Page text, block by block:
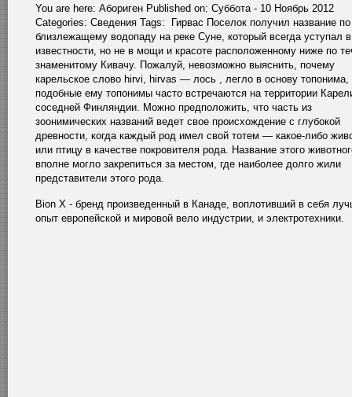
You are here: Абориген Published on: Суббота - 10 Ноябрь 2012
Categories: Сведения Tags: Гирвас Поселок получил название по
близлежащему водопаду на реке Суне, который всегда уступал в
известности, но не в мощи и красоте расположенному ниже по
знаменитому Кивачу. Пожалуй, невозможно выяснить, почему
карельское слово hirvi, hirvas — лось , легло в основу топонима,
подобные ему топонимы часто встречаются на территории
соседней Финляндии. Можно предположить, что часть из
зоонимических названий ведет свое происхождение с глубокой
древности, когда каждый род имел свой тотем — какое-либо
или птицу в качестве покровителя рода. Название этого
вполне могло закрепиться за местом, где наиболее долго жили
представители этого рода.
Bion X - бренд произведенный в Канаде, воплотивший в себя
опыт европейской и мировой вело индустрии, и электротехники.